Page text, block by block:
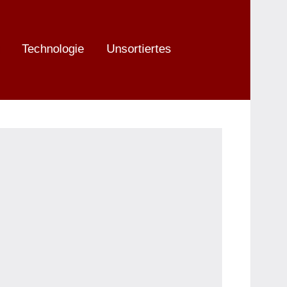
Technologie Unsortiertes